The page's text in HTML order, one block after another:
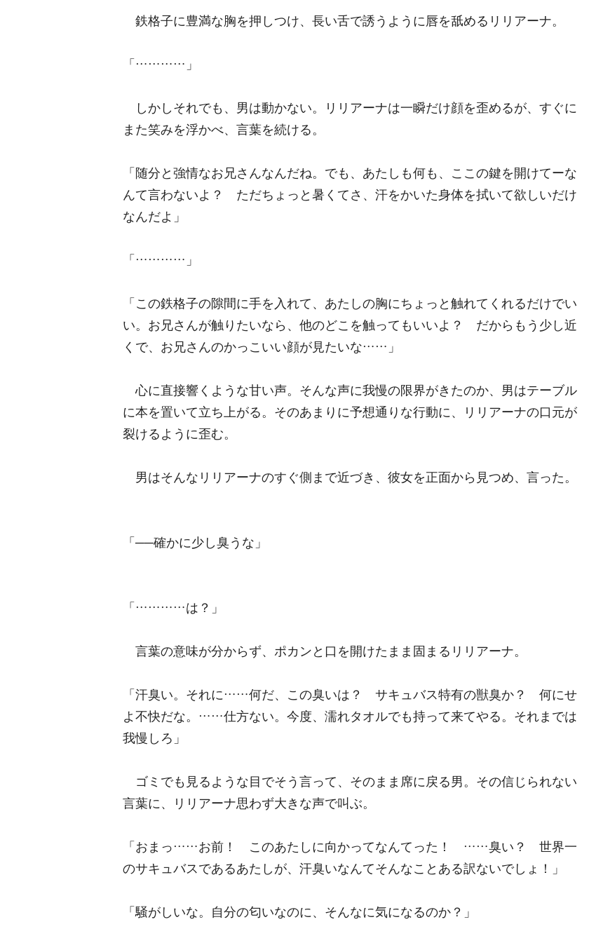
鉄格子に豊満な胸を押しつけ、長い舌で誘うように唇を舐めるリリアーナ。
「…………」
しかしそれでも、男は動かない。リリアーナは一瞬だけ顔を歪めるが、すぐに
また笑みを浮かべ、言葉を続ける。
「随分と強情なお兄さんなんだね。でも、あたしも何も、ここの鍵を開けてーな
んて言わないよ？ ただちょっと暑くてさ、汗をかいた身体を拭いて欲しいだけ
なんだよ」
「…………」
「この鉄格子の隙間に手を入れて、あたしの胸にちょっと触れてくれるだけでい
い。お兄さんが触りたいなら、他のどこを触ってもいいよ？ だからもう少し近
くで、お兄さんのかっこいい顔が見たいな……」
心に直接響くような甘い声。そんな声に我慢の限界がきたのか、男はテーブル
に本を置いて立ち上がる。そのあまりに予想通りな行動に、リリアーナの口元が
裂けるように歪む。
男はそんなリリアーナのすぐ側まで近づき、彼女を正面から見つめ、言った。
「──確かに少し臭うな」
「…………は？」
言葉の意味が分からず、ポカンと口を開けたまま固まるリリアーナ。
「汗臭い。それに……何だ、この臭いは？ サキュバス特有の獣臭か？ 何にせ
よ不快だな。……仕方ない。今度、濡れタオルでも持って来てやる。それまでは
我慢しろ」
ゴミでも見るような目でそう言って、そのまま席に戻る男。その信じられない
言葉に、リリアーナ思わず大きな声で叫ぶ。
「おまっ……お前！ このあたしに向かってなんてった！ ……臭い？ 世界一
のサキュバスであるあたしが、汗臭いなんてそんなことある訳ないでしょ！」
「騒がしいな。自分の匂いなのに、そんなに気になるのか？」